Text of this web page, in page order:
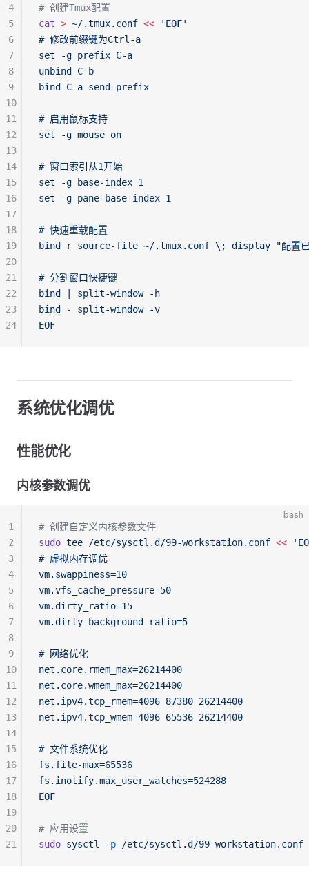
# 创建Tmux配置
cat > ~/.tmux.conf << 'EOF'
# 修改前缀键为Ctrl-a
set -g prefix C-a
unbind C-b
bind C-a send-prefix
# 启用鼠标支持
set -g mouse on
# 窗口索引从1开始
set -g base-index 1
set -g pane-base-index 1
# 快速重载配置
bind r source-file ~/.tmux.conf \; display "配置
# 分割窗口快捷键
bind | split-window -h
bind - split-window -v
EOF
4
5
6
7
8
9
10
11
12
13
14
15
16
17
18
19
20
21
22
23
24
系统优化调优
性能优化
内核参数调优
bash
# 创建自定义内核参数文件
sudo tee /etc/sysctl.d/99-workstation.conf <<
# 虚拟内存调优
vm.swappiness=10
vm.vfs_cache_pressure=50
vm.dirty_ratio=15
vm.dirty_background_ratio=5
# 网络优化
net.core.rmem_max=26214400
net.core.wmem_max=26214400
net.ipv4.tcp_rmem=4096 87380 26214400
net.ipv4.tcp_wmem=4096 65536 26214400
# 文件系统优化
fs.file-max=65536
fs.inotify.max_user_watches=524288
EOF
# 应用设置
sudo sysctl -p /etc/sysctl.d/99-workstation.conf
1
2
3
4
5
6
7
8
9
10
11
12
13
14
15
16
17
18
19
20
21